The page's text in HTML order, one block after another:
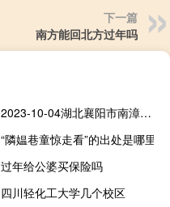
下一篇
南方能回北方过年吗
2023-10-04湖北襄阳市南漳县(鹿茸菇)的报价是多少
“隣媪巷童惊走看”的出处是哪里
过年给公婆买保险吗
四川轻化工大学几个校区